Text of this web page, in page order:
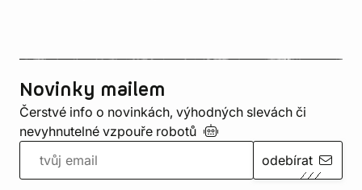
Novinky mailem
Čerstvé info o novinkách, výhodných slevách či
nevyhnutelné vzpouře robotů
odebírat